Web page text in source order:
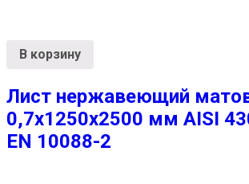
В корзину
Лист нержавеющий
0,7х1250х2500 мм AISI
EN 10088-2